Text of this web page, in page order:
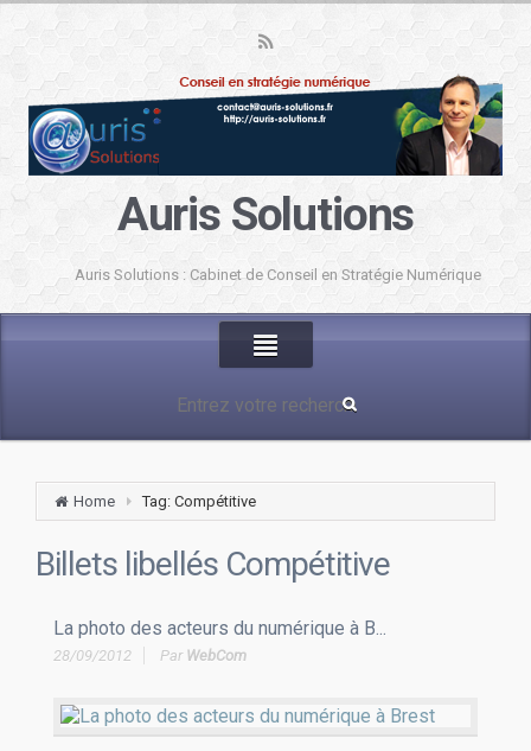
Auris Solutions
Auris Solutions : Cabinet de Conseil en Stratégie Numérique
Home Tag: Compétitive
Billets libellés Compétitive
La photo des acteurs du numérique à B...
28/09/2012 Par WebCom